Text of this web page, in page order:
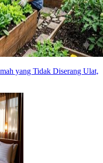
yang Tidak Diserang Ulat,